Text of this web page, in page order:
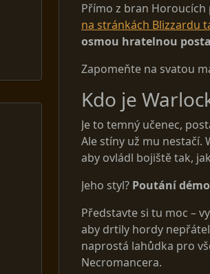
Přímo z bran Horoucích
na stránkách Blizzardu
osmou hratelnou
Zapomeňte na svatou
Kdo je
Je to temný učenec,
Ale stíny už mu nestačí.
aby ovládl bojiště tak,
Jeho styl? Poutání
Představte si tu moc –
aby drtily hordy
naprostá lahůdka pro
Necromancera.